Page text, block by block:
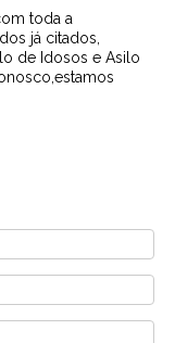
toda a
já citados,
de Idosos e Asilo